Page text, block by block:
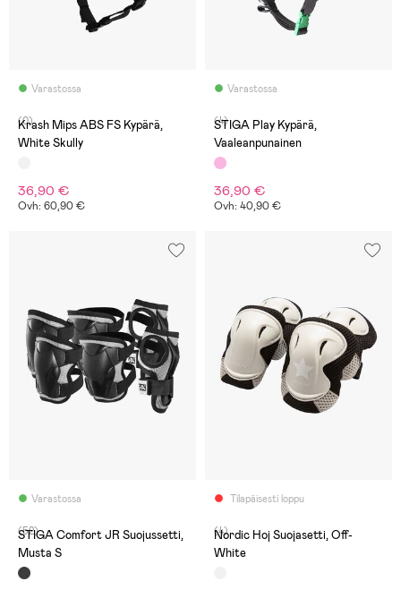
Varastossa
(0)
Krash Mips ABS FS Kypärä,
White Skully
36,90 €
Ovh: 60,90 €
Varastossa
(4)
STIGA Play Kypärä,
Vaaleanpunainen
36,90 €
Ovh: 40,90 €
Varastossa
(52)
STIGA Comfort JR Suojussetti,
Musta S
Tilapäisesti loppu
(4)
Nordic Hoj Suojasetti, Off-
White